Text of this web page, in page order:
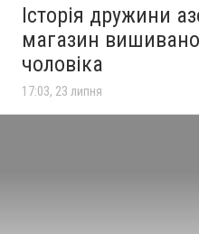
Історія дружини
магазин
чоловіка
17:03, 23 липня